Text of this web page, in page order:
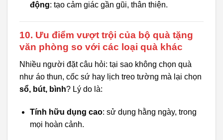
động: tạo cảm giác gần gũi, thân thiện.
10. Ưu điểm vượt trội của bộ quà tặng
văn phòng so với các loại quà khác
Nhiều người đặt câu hỏi: tại sao không chọn quà
như áo thun, cốc sứ hay lịch treo tường mà lại chọn
sổ, bút, bình? Lý do là:
Tính hữu dụng cao: sử dụng hằng ngày, trong
mọi hoàn cảnh.